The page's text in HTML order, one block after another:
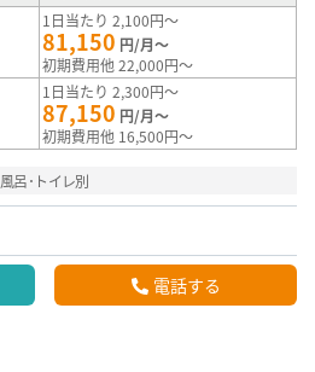
1日当たり 2,100円～
81,150 円/月～
初期費用他 22,000円～
1日当たり 2,300円～
87,150 円/月～
初期費用他 16,500円～
風呂･トイレ別
電話する